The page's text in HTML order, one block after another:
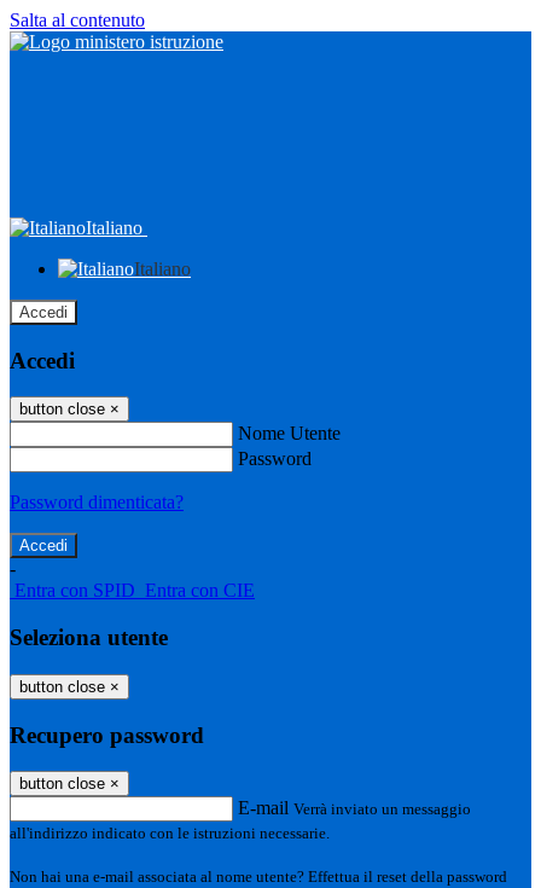
Salta al contenuto
Italiano
Italiano
Accedi
Accedi
button close ×
Nome Utente
Password
Password dimenticata?
-
Entra con SPID Entra con CIE
Seleziona utente
button close ×
Recupero password
button close ×
E-mail Verrà inviato un messaggio
all'indirizzo indicato con le istruzioni necessarie.
Non hai una e-mail associata al nome utente? Effettua il reset della password